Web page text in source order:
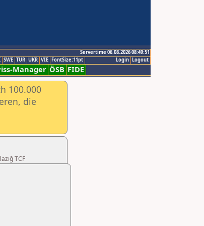
Servertime 06.08.2026 08:49:51
Logout
Login
SWE TUR UKR VIE FontSize:11pt
Manager ÖSB FIDE
100.000
die
TCF